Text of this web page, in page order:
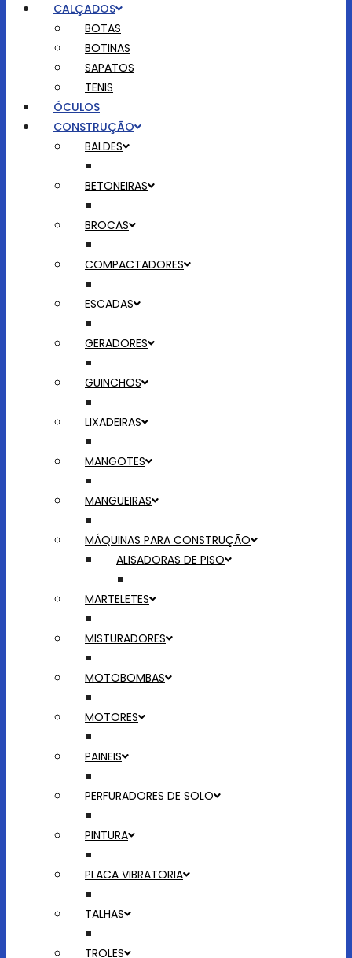
CALÇADOS
BOTAS
BOTINAS
SAPATOS
TENIS
ÓCULOS
CONSTRUÇÃO
BALDES
BETONEIRAS
BROCAS
COMPACTADORES
ESCADAS
GERADORES
GUINCHOS
LIXADEIRAS
MANGOTES
MANGUEIRAS
MÁQUINAS PARA CONSTRUÇÃO
ALISADORAS DE PISO
MARTELETES
MISTURADORES
MOTOBOMBAS
MOTORES
PAINEIS
PERFURADORES DE SOLO
PINTURA
PLACA VIBRATORIA
TALHAS
TROLES